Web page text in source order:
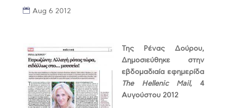
Aug 6 2012
Της Ρένας Δούρου,
Δημοσιεύθηκε στην
εβδομαδιαία εφημερίδα
The Hellenic Mail, 4
Αυγούστου 2012